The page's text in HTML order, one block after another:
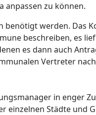
anpassen zu können.
werden. Das
beschreiben, es
es dann auch
Vertreter
in enger
Städte und